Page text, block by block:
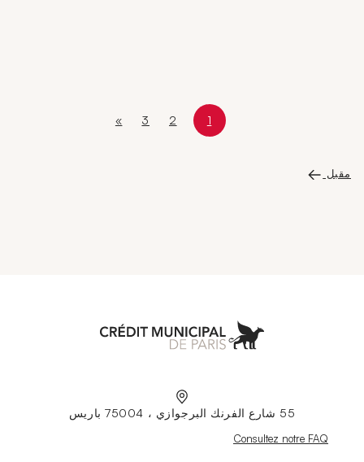
Page 1 sur 4
Page courante1
Page
2
Page
3 الصفحة الأخيرة
»
مقبل
55 شارع الفرنك البرجوازي ، 75004 باريس
Nouvelle fenêtre
Consultez notre FAQ